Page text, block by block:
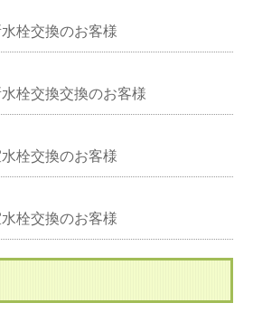
栓交換のお客様
交換交換のお客様
栓交換のお客様
栓交換のお客様